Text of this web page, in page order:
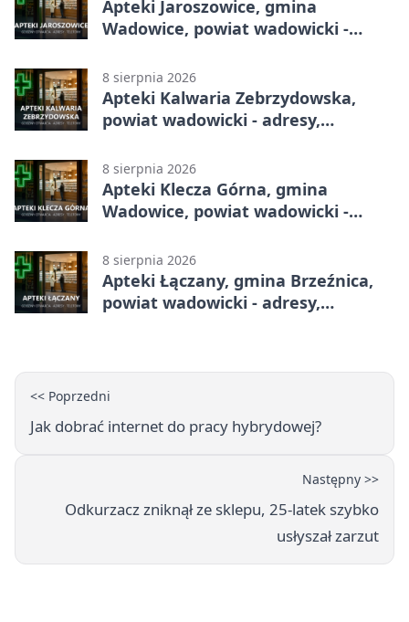
Apteki Jaroszowice, gmina
Wadowice, powiat wadowicki -
8 sierpnia 2026
Apteki Kalwaria Zebrzydowska,
powiat wadowicki - adresy,
8 sierpnia 2026
Apteki Klecza Górna, gmina
Wadowice, powiat wadowicki -
8 sierpnia 2026
Apteki Łączany, gmina Brzeźnica,
powiat wadowicki - adresy,
<< Poprzedni
Jak dobrać internet do pracy hybrydowej?
Następny >>
Odkurzacz zniknął ze sklepu, 25-latek szybko
usłyszał zarzut